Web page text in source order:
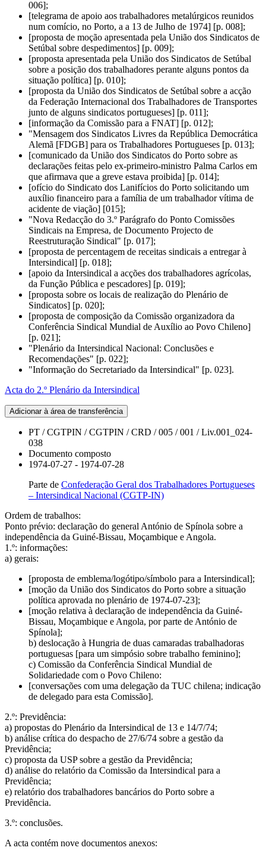
006];
[telegrama de apoio aos trabalhadores metalúrgicos reunidos
num comício, no Porto, a a 13 de Julho de 1974] [p. 008];
[proposta de moção apresentada pela União dos Sindicatos de
Setúbal sobre despedimentos] [p. 009];
[proposta apresentada pela União dos Sindicatos de Setúbal
sobre a posição dos trabalhadores perante alguns pontos da
situação política] [p. 010];
[proposta da União dos Sindicatos de Setúbal sobre a acção
da Federação Internacional dos Trabalhadores de Transportes
junto de alguns sindicatos portugueses] [p. 011];
[informação da Comissão para a FNAT] [p. 012];
"Mensagem dos Sindicatos Livres da República Democrática
Alemã [FDGB] para os Trabalhadores Portugueses [p. 013];
[comunicado da União dos Sindicatos do Porto sobre as
declarações feitas pelo ex-primeiro-ministro Palma Carlos em
que afirmava que a greve estava proibida] [p. 014];
[ofício do Sindicato dos Lanifícios do Porto solicitando um
auxílio financeiro para a família de um trabalhador vítima de
acidente de viação] [015];
"Nova Redacção do 3.º Parágrafo do Ponto Comissões
Sindicais na Empresa, de Documento Projecto de
Reestruturação Sindical" [p. 017];
[proposta de percentagem de receitas sindicais a entregar à
Intersindical] [p. 018];
[apoio da Intersindical a acções dos trabalhadores agrícolas,
da Função Pública e pescadores] [p. 019];
[proposta sobre os locais de realização do Plenário de
Sindicatos] [p. 020];
[proposta de composição da Comissão organizadora da
Conferência Sindical Mundial de Auxílio ao Povo Chileno]
[p. 021];
"Plenário da Intersindical Nacional: Conclusões e
Recomendações" [p. 022];
"Informação do Secretariado da Intersindical" [p. 023].
Acta do 2.º Plenário da Intersindical
Adicionar à área de transferência
PT / CGTPIN / CGTPIN / CRD / 005 / 001 / Liv.001_024-
038
Documento composto
1974-07-27 - 1974-07-28
Parte de Confederação Geral dos Trabalhadores Portugueses
– Intersindical Nacional (CGTP-IN)
Ordem de trabalhos:
Ponto prévio: declaração do general António de Spínola sobre a
independência da Guiné-Bissau, Moçambique e Angola.
1.º: informações:
a) gerais:
[proposta de emblema/logótipo/símbolo para a Intersindical];
[moção da União dos Sindicatos do Porto sobre a situação
política aprovada no plenário de 1974-07-23];
[moção relativa à declaração de independência da Guiné-
Bissau, Moçambique e Angola, por parte de António de
Spínola];
b) deslocação à Hungria de duas camaradas trabalhadoras
portuguesas [para um simpósio sobre trabalho feminino];
c) Comissão da Conferência Sindical Mundial de
Solidariedade com o Povo Chileno:
[conversações com uma delegação da TUC chilena; indicação
de delegado para esta Comissão].
2.º: Previdência:
a) propostas do Plenário da Intersindical de 13 e 14/7/74;
b) análise crítica do despacho de 27/6/74 sobre a gestão da
Previdência;
c) proposta da USP sobre a gestão da Previdência;
d) análise do relatório da Comissão da Intersindical para a
Previdência;
e) relatório dos trabalhadores bancários do Porto sobre a
Previdência.
3.º: conclusões.
A acta contém nove documentos anexos: